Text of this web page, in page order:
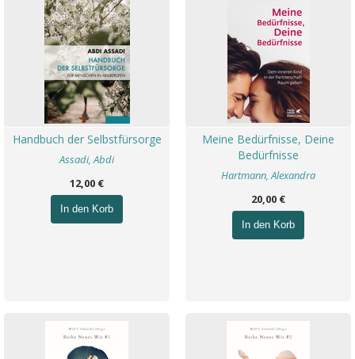
Handbuch der Selbstfürsorge
Assadi, Abdi
12,00 €
In den Korb
Meine Bedürfnisse, Deine
Bedürfnisse
Hartmann, Alexandra
20,00 €
In den Korb